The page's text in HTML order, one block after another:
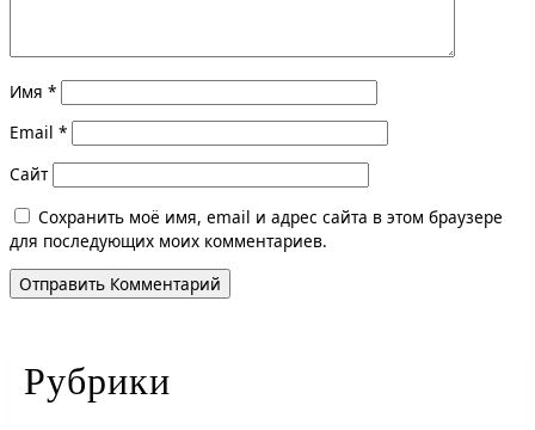
Имя *
Email *
Сайт
Сохранить моё имя, email и адрес сайта в этом браузере
для последующих моих комментариев.
Рубрики